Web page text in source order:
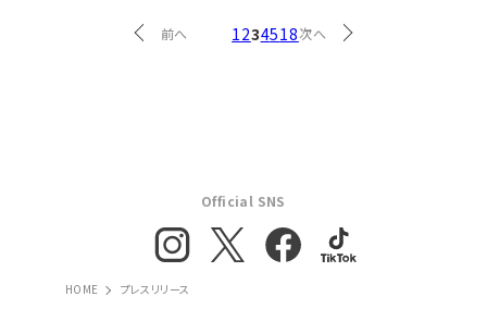
前へ 1234518次へ
HOME プレスリリース
Official SNS